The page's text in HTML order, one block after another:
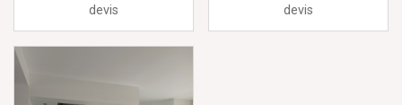
devis
devis